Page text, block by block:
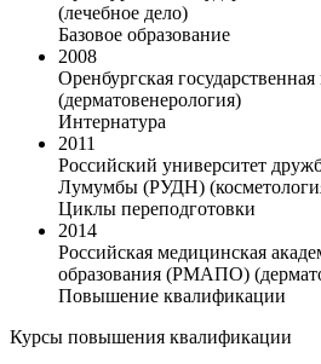
(лечебное дело)
Базовое образование
2008
Оренбургская
(дерматовенерология)
Интернатура
2011
Российский университет
Лумумбы (РУДН)
Циклы переподготовки
2014
Российская медицинская
образования (РМАПО)
Повышение квалификации
Курсы повышения квалификации